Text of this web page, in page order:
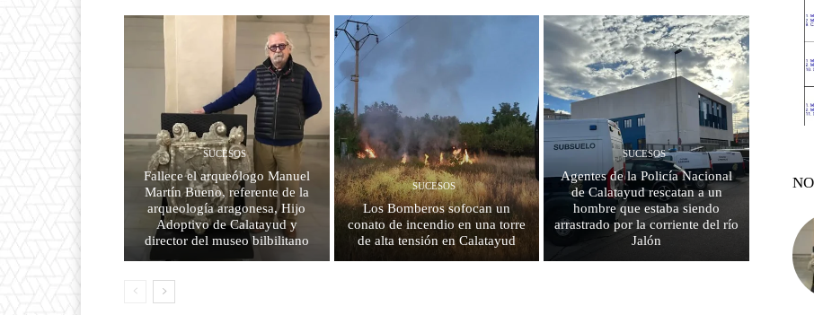
SUCESOS
Fallece el arqueólogo Manuel
Martín Bueno, referente de la
arqueología aragonesa, Hijo
Adoptivo de Calatayud y
director del museo bilbilitano
SUCESOS
Los Bomberos sofocan un
conato de incendio en una torre
de alta tensión en Calatayud
SUCESOS
Agentes de la Policía Nacional
de Calatayud rescatan a un
hombre que estaba siendo
arrastrado por la corriente del río
Jalón